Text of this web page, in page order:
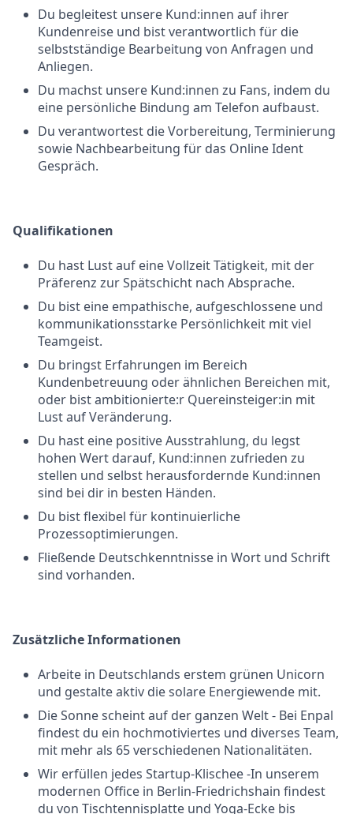
Du begleitest unsere Kund:innen auf ihrer
Kundenreise und bist verantwortlich für die
selbstständige Bearbeitung von Anfragen und
Anliegen.
Du machst unsere Kund:innen zu Fans, indem du
eine persönliche Bindung am Telefon aufbaust.
Du verantwortest die Vorbereitung, Terminierung
sowie Nachbearbeitung für das Online Ident
Gespräch.
Qualifikationen
Du hast Lust auf eine Vollzeit Tätigkeit, mit der
Präferenz zur Spätschicht nach Absprache.
Du bist eine empathische, aufgeschlossene und
kommunikationsstarke Persönlichkeit mit viel
Teamgeist.
Du bringst Erfahrungen im Bereich
Kundenbetreuung oder ähnlichen Bereichen mit,
oder bist ambitionierte:r Quereinsteiger:in mit
Lust auf Veränderung.
Du hast eine positive Ausstrahlung, du legst
hohen Wert darauf, Kund:innen zufrieden zu
stellen und selbst herausfordernde Kund:innen
sind bei dir in besten Händen.
Du bist flexibel für kontinuierliche
Prozessoptimierungen.
Fließende Deutschkenntnisse in Wort und Schrift
sind vorhanden.
Zusätzliche Informationen
Arbeite in Deutschlands erstem grünen Unicorn
und gestalte aktiv die solare Energiewende mit.
Die Sonne scheint auf der ganzen Welt - Bei Enpal
findest du ein hochmotiviertes und diverses Team,
mit mehr als 65 verschiedenen Nationalitäten.
Wir erfüllen jedes Startup-Klischee -In unserem
modernen Office in Berlin-Friedrichshain findest
du von Tischtennisplatte und Yoga-Ecke bis